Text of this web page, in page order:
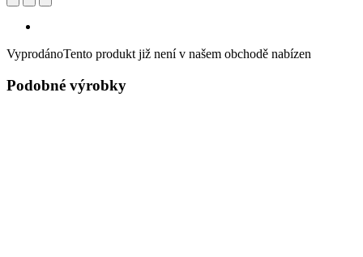
VyprodánoTento produkt již není v našem obchodě nabízen
Podobné výrobky